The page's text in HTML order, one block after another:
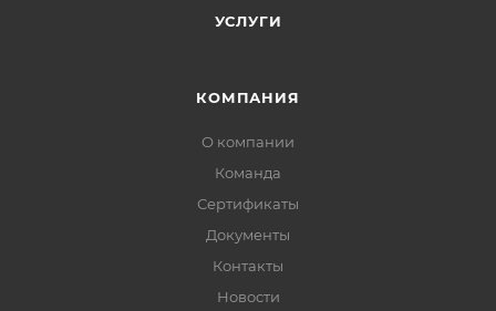
УСЛУГИ
КОМПАНИЯ
О компании
Команда
Сертификаты
Документы
Контакты
Новости